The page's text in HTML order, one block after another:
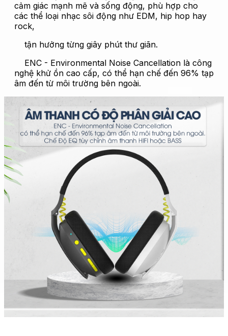
cảm giác mạnh mẽ và sống động, phù hợp cho
các thể loại nhạc sôi động như EDM, hip hop hay
rock,
tận hưởng từng giây phút thư giãn.
ENC - Environmental Noise Cancellation là công
nghệ khử ồn cao cấp, có thể hạn chế đến 96% tạp
âm đến từ môi trường bên ngoài.